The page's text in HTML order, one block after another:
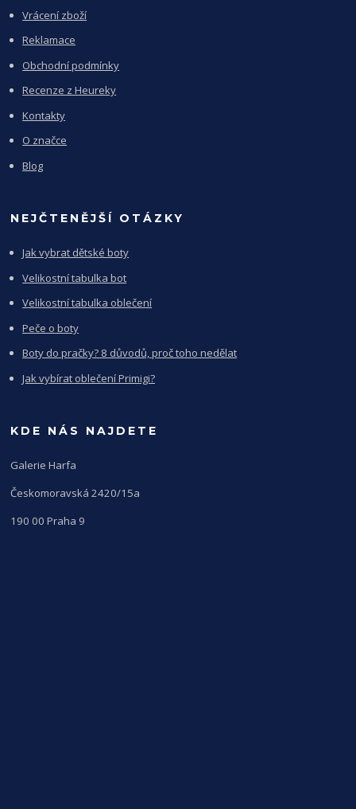
Vrácení zboží
Reklamace
Obchodní podmínky
Recenze z Heureky
Kontakty
O značce
Blog
NEJČTENĚJŠÍ OTÁZKY
Jak vybrat dětské boty
Velikostní tabulka bot
Velikostní tabulka oblečení
Peče o boty
Boty do pračky? 8 důvodů, proč toho nedělat
Jak vybírat oblečení Primigi?
KDE NÁS NAJDETE
Galerie Harfa
Českomoravská 2420/15a
190 00 Praha 9